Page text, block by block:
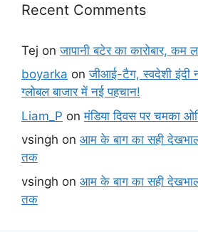
Recent Comments
Tej onजापानी बटेर का कारोबार, कम
boyarka onजीआई-टैग, स्वदेशी इंदी
ग्लोबल बाजार में नई पहचान!
Liam_P onमंडिया दिवस पर चमका
vsingh on आम के बाग का सही
तक
vsingh on आम के बाग का सही
तक